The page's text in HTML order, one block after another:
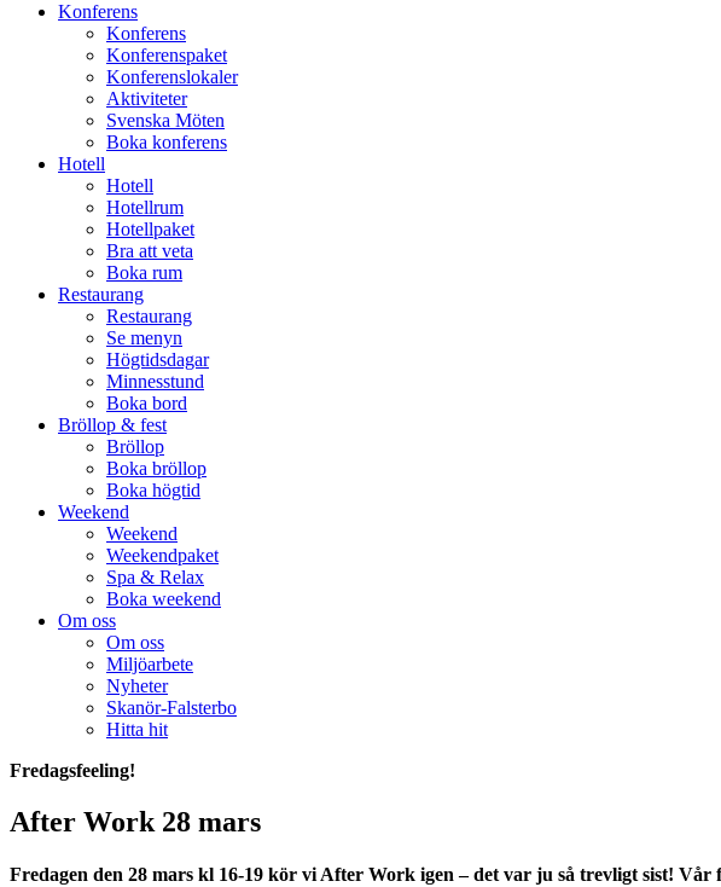
Konferens
Konferens
Konferenspaket
Konferenslokaler
Aktiviteter
Svenska Möten
Boka konferens
Hotell
Hotell
Hotellrum
Hotellpaket
Bra att veta
Boka rum
Restaurang
Restaurang
Se menyn
Högtidsdagar
Minnesstund
Boka bord
Bröllop & fest
Bröllop
Boka bröllop
Boka högtid
Weekend
Weekend
Weekendpaket
Spa & Relax
Boka weekend
Om oss
Om oss
Miljöarbete
Nyheter
Skanör-Falsterbo
Hitta hit
Fredagsfeeling!
After Work 28 mars
Fredagen den 28 mars kl 16-19 kör vi After Work igen – det var ju så trevligt sist! Vår